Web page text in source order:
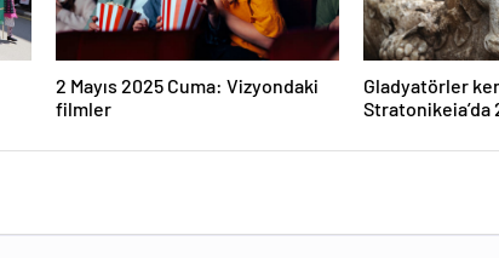
2 Mayıs 2025 Cuma: Vizyondaki
filmler
Gladyatörler
Stratonikeia’da